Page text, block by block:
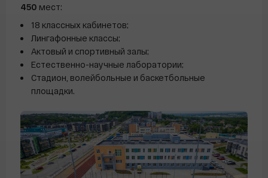
450 мест:
18 классных кабинетов;
Лингафонные классы;
Актовый и спортивный залы;
Естественно-научные лаборатории;
Стадион, волейбольные и баскетбольные
площадки.